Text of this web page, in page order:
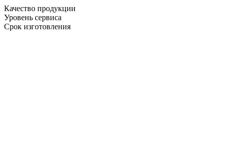
Качество продукции
Уровень сервиса
Срок изготовления